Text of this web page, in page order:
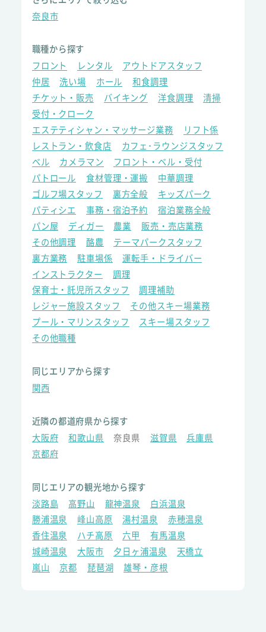
奈良市
職種から探す
フロント
レンタル
アウトドアスタッフ
仲居
洗い場 ホール
和食調理
チケット・販売
バイキング 洋食調理
清掃
受付・クローク
エステティシャン・マッサージ業務
リフト係
レストラン・飲食店
カフェ･ラウンジスタッフ
ベル
カメラマン
フロント・ベル・受付
パトロール
食材管理・運搬
中華調理
ゴルフ場スタッフ
裏方全般
キッズパーク
パティシエ
事務・宿泊予約
宿泊業務全般
パン屋
ディガー 農業
販売・売店業務
その他調理
酪農
テーマパークスタッフ
裏方業務
駐車場係
運転手・ドライバー
インストラクター
調理
保育士・託児所スタッフ
調理補助
レジャー施設スタッフ
その他スキー場業務
プール・マリンスタッフ
スキー場スタッフ
その他職種
同じエリアから探す
関西
近隣の都道府県から探す
大阪府
和歌山県 奈良県 滋賀県
兵庫県
京都府
同じエリアの観光地から探す
淡路島
高野山 龍神温泉
白浜温泉
勝浦温泉
峰山高原 湯村温泉
赤穂温泉
香住温泉
ハチ高原 六甲
有馬温泉
城崎温泉
大阪市 夕日ヶ浦温泉
天橋立
嵐山
京都 琵琶湖 雄琴・彦根